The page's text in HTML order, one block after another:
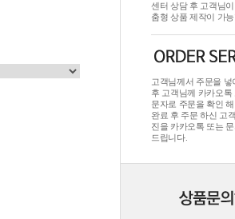
센터 상담 후 고객님
춤형 상품 제작이 가능
고객님께서 주문을 넣
후 고객님께 카카오톡
문자로 주문을 확인
완료 후 주문 하신 고
진을 카카오톡 또는
드립니다.